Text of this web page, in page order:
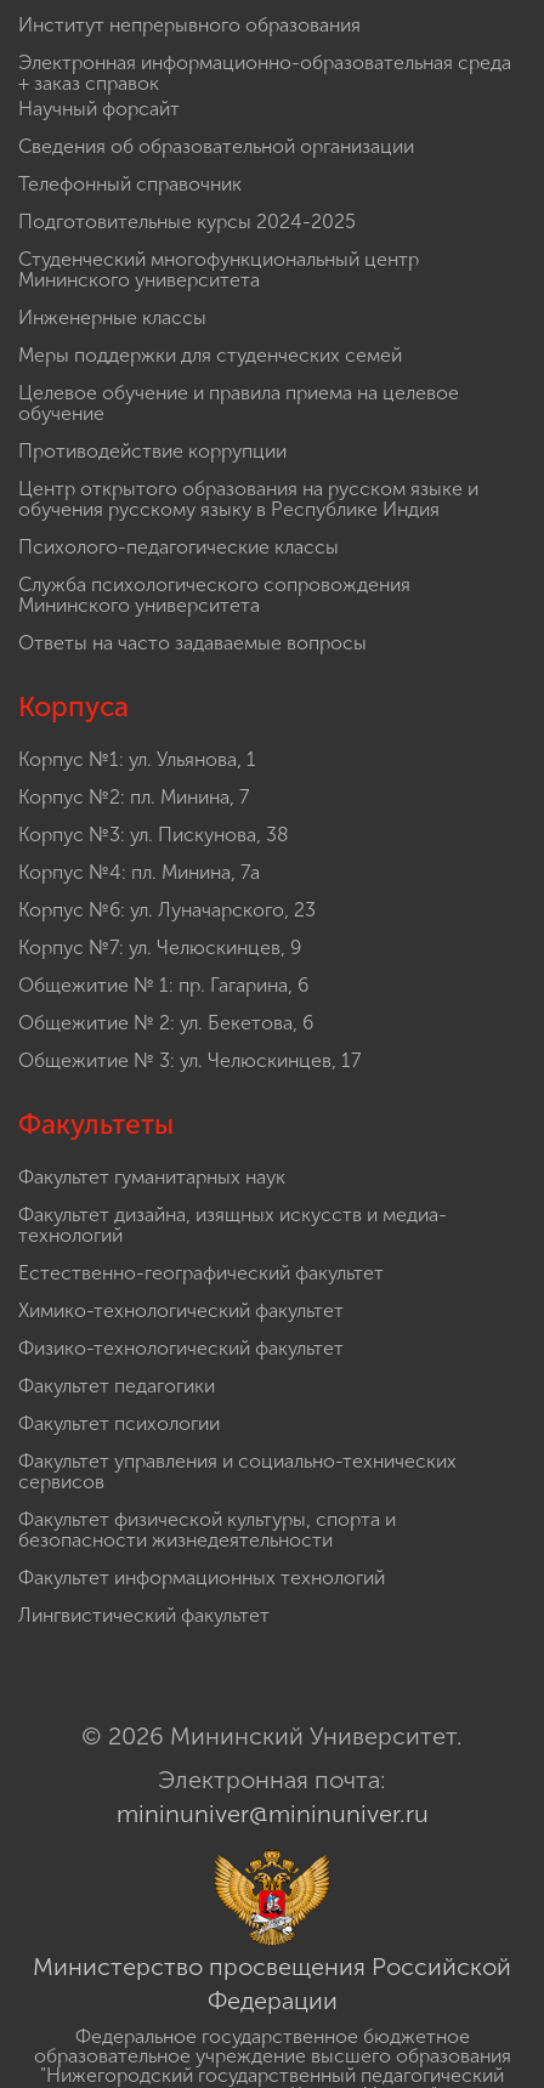
Институт непрерывного образования
Электронная информационно-образовательная среда
+ заказ справок
Научный форсайт
Сведения об образовательной организации
Телефонный справочник
Подготовительные курсы 2024-2025
Студенческий многофункциональный центр
Мининского университета
Инженерные классы
Меры поддержки для студенческих семей
Целевое обучение и правила приема на целевое
обучение
Противодействие коррупции
Центр открытого образования на русском языке и
обучения русскому языку в Республике Индия
Психолого-педагогические классы
Служба психологического сопровождения
Мининского университета
Ответы на часто задаваемые вопросы
Корпуса
Корпус №1: ул. Ульянова, 1
Корпус №2: пл. Минина, 7
Корпус №3: ул. Пискунова, 38
Корпус №4: пл. Минина, 7а
Корпус №6: ул. Луначарского, 23
Корпус №7: ул. Челюскинцев, 9
Общежитие № 1: пр. Гагарина, 6
Общежитие № 2: ул. Бекетова, 6
Общежитие № 3: ул. Челюскинцев, 17
Факультеты
Факультет гуманитарных наук
Факультет дизайна, изящных искусств и медиа-
технологий
Естественно-географический факультет
Химико-технологический факультет
Физико-технологический факультет
Факультет педагогики
Факультет психологии
Факультет управления и социально-технических
сервисов
Факультет физической культуры, спорта и
безопасности жизнедеятельности
Факультет информационных технологий
Лингвистический факультет
© 2026 Мининский Университет.
Электронная почта:
mininuniver@mininuniver.ru
Министерство просвещения Российской
Федерации
Федеральное государственное бюджетное
образовательное учреждение высшего образования
"Нижегородский государственный педагогический